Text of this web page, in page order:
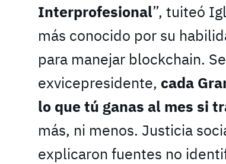
Interprofesional”, tuiteó
más conocido por su
para manejar blockchain.
exvicepresidente, cada
lo que tú ganas al mes si
más, ni menos. Justicia
explicaron fuentes no